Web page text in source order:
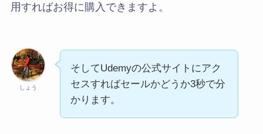
用すればお得に購入できますよ。
しょう
そしてUdemyの公式サイトにアク
セスすればセールかどうか3秒で分
かります。